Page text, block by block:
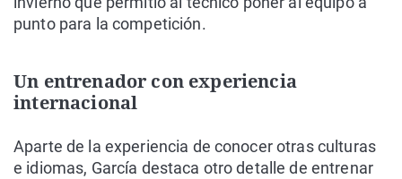
punto para la competición.
Un entrenador con experiencia
internacional
Aparte de la experiencia de conocer otras culturas
e idiomas, García destaca otro detalle de entrenar